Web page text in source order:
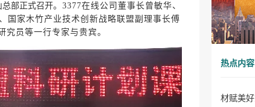
总部正式召开。3377在线公司董事长曾敏华、
国家木竹产业技术创新战略联盟副理事长傅
员等一行专家与贵宾。
热点内容